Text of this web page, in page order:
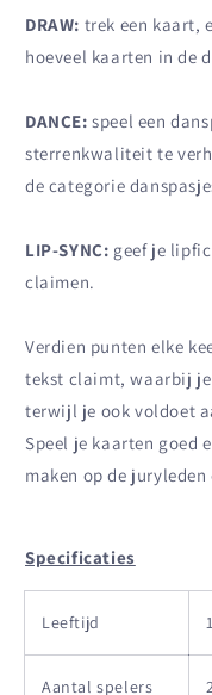
DRAW: trek een kaart,
hoeveel kaarten in de
DANCE: speel een
sterrenkwaliteit te
de categorie
LIP-SYNC: geef je
claimen.
Verdien punten elke
tekst claimt, waarbij je
terwijl je ook voldoet
Speel je kaarten goed
maken op de juryleden
Specificaties
Leeftijd
Aantal spelers